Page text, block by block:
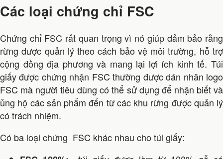
Các loại chứng chỉ FSC
Chứng chỉ FSC rất quan trọng vì nó giúp đảm bảo rằng
rừng được quản lý theo cách bảo vệ môi trường, hỗ trợ
cộng đồng địa phương và mang lại lợi ích kinh tế. Túi
giấy được chứng nhận FSC thường được dán nhãn logo
FSC mà người tiêu dùng có thể sử dụng để nhận biết và
ủng hộ các sản phẩm đến từ các khu rừng được quản lý
có trách nhiệm.
Có ba loại chứng FSC khác nhau cho túi giấy: